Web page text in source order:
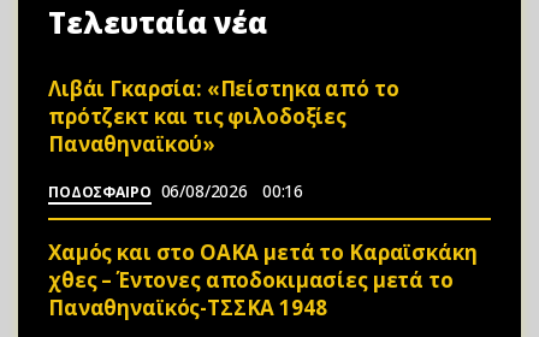
Τελευταία νέα
Λιβάι Γκαρσία: «Πείστηκα από το
πρότζεκτ και τις φιλοδοξίες
Παναθηναϊκού»
ΠΟΔΟΣΦΑΙΡΟ 06/08/2026 00:16
Χαμός και στο ΟΑΚΑ μετά το Καραϊσκάκη
χθες – Έντονες αποδοκιμασίες μετά το
Παναθηναϊκός-ΤΣΣΚΑ 1948